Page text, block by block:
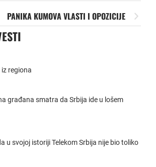
PANIKA KUMOVA VLASTI I OPOZICIJE
regiona
građana smatra da Srbija ide u lošem
u svojoj istoriji Telekom Srbija nije bio toliko